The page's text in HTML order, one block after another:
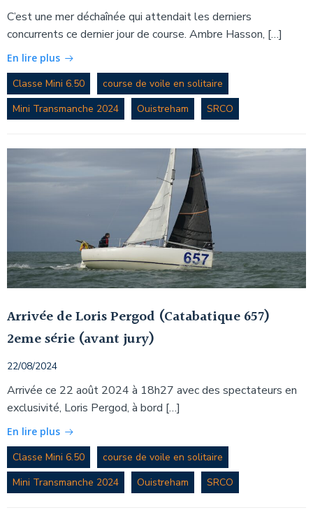
C’est une mer déchaînée qui attendait les derniers
concurrents ce dernier jour de course. Ambre Hasson, […]
En lire plus
Classe Mini 6.50
course de voile en solitaire
Mini Transmanche 2024
Ouistreham SRCO
Arrivée de Loris Pergod (Catabatique 657)
2eme série (avant jury)
22/08/2024
Arrivée ce 22 août 2024 à 18h27 avec des spectateurs en
exclusivité, Loris Pergod, à bord […]
En lire plus
Classe Mini 6.50
course de voile en solitaire
Mini Transmanche 2024
Ouistreham SRCO